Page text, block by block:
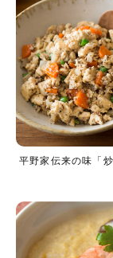
平野家伝来の味「炒